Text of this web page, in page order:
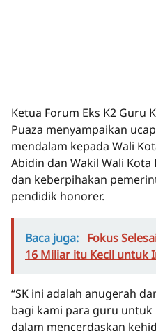
Ketua Forum Eks K2 Guru
Puaza menyampaikan
mendalam kepada Wali
Abidin dan Wakil Wali
dan keberpihakan
pendidik honorer.
Baca juga: Fokus
16 Miliar itu Kecil untuk
“SK ini adalah anugerah
bagi kami para guru
dalam mencerdaskan